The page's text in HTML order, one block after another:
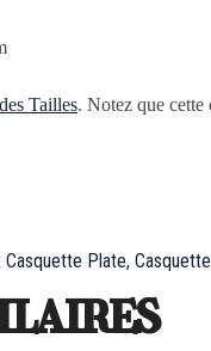
Tailles. Notez que cette
Casquette Plate,